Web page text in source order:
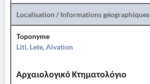
Localisation / Informations géographiques
Toponyme
Liti, Lete, Aivation
Αρχαιολογικό Κτηματολόγιο